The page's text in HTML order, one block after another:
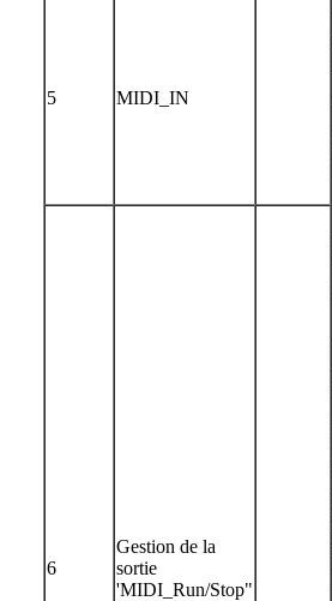
5 MIDI_IN
6
Gestion de la
sortie
'MIDI_Run/Stop"